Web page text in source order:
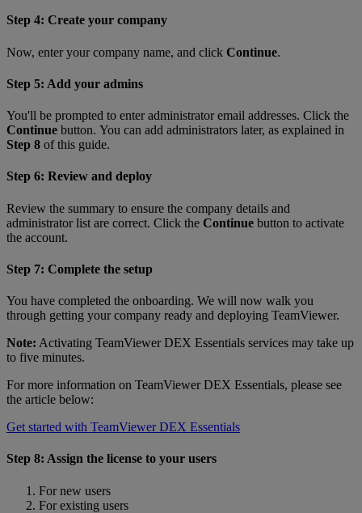
Step 4: Create your company
Now, enter your company name, and click Continue.
Step 5: Add your admins
You'll be prompted to enter administrator email addresses. Click the
Continue button. You can add administrators later, as explained in
Step 8 of this guide.
Step 6: Review and deploy
Review the summary to ensure the company details and
administrator list are correct. Click the Continue button to activate
the account.
Step 7: Complete the setup
You have completed the onboarding. We will now walk you
through getting your company ready and deploying TeamViewer.
Note: Activating TeamViewer DEX Essentials services may take up
to five minutes.
For more information on TeamViewer DEX Essentials, please see
the article below:
Get started with TeamViewer DEX Essentials
Step 8: Assign the license to your users
For new users
For existing users